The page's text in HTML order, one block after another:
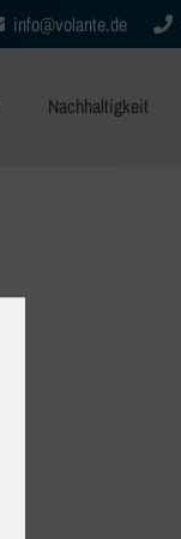
info@volante.de
Nachhaltigkeit